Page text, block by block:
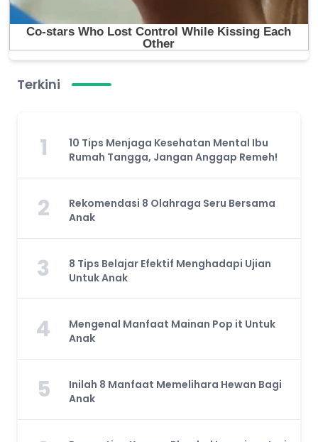
Terkini
1
10 Tips Menjaga Kesehatan Mental Ibu
Rumah Tangga, Jangan Anggap Remeh!
2
Rekomendasi 8 Olahraga Seru Bersama
Anak
3
8 Tips Belajar Efektif Menghadapi Ujian
Untuk Anak
4
Mengenal Manfaat Mainan Pop it Untuk
Anak
5
Inilah 8 Manfaat Memelihara Hewan Bagi
Anak